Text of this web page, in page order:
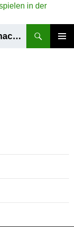
SV Turm 1925 Bergheim e.V. – Schach spielen in der Kreisstadt